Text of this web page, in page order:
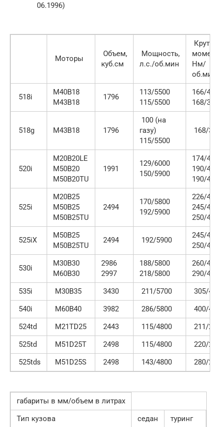
06.1996)
Моторы
Объем,
куб.см
Мощность,
л.с./об.мин
момент,
Нм/
об.мин
518i
M40B18
M43B18
1796
113/5500
115/5500
166/
168/
518g M43B18 1796
100 (на
газу)
115/5500
168/
520i
M20B20LE
M50B20
M50B20TU
1991
129/6000
150/5900
174/
190/
190/
525i
M20B25
M50B25
M50B25TU
2494
170/5800
192/5900
226/
245/
250/
525iX
M50B25
M50B25TU
2494 192/5900
245/
250/
530i
M30B30
M60B30
2986
2997
188/5800
218/5800
260/
290/
535i
M30B35 3430 211/5700
305/
540i
M60B40 3982 286/5800
400/
524td
M21TD25 2443 115/4800
211/
525td
M51D25T 2498 115/4800
220/
525tds
M51D25S 2498 143/4800 280/
габариты в мм/объем в литрах
Тип кузова
седан
туринг